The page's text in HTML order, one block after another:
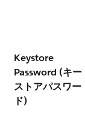
Keystore
Password (キー
ストアパスワー
ド)